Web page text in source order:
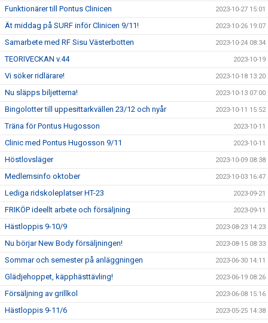
Funktionärer till Pontus Clinicen 2023-10-27 15:01
Ät middag på SURF inför Clinicen 9/11! 2023-10-26 19:07
Samarbete med RF Sisu Västerbotten 2023-10-24 08:34
TEORIVECKAN v.44 2023-10-19
Vi söker ridlärare! 2023-10-18 13:20
Nu släpps biljetterna! 2023-10-13 07:00
Bingolotter till uppesittarkvällen 23/12 och nyår 2023-10-11 15:52
Träna för Pontus Hugosson 2023-10-11
Clinic med Pontus Hugosson 9/11 2023-10-11
Höstlovsläger 2023-10-09 08:38
Medlemsinfo oktober 2023-10-03 16:47
Lediga ridskoleplatser HT-23 2023-09-21
FRIKÖP ideellt arbete och försäljning 2023-09-11
Hästloppis 9-10/9 2023-08-23 14:23
Nu börjar New Body försäljningen! 2023-08-15 08:33
Sommar och semester på anläggningen 2023-06-30 14:11
Glädjehoppet, käpphästtävling! 2023-06-19 08:26
Försäljning av grillkol 2023-06-08 15:16
Hästloppis 9-11/6 2023-05-25 14:38